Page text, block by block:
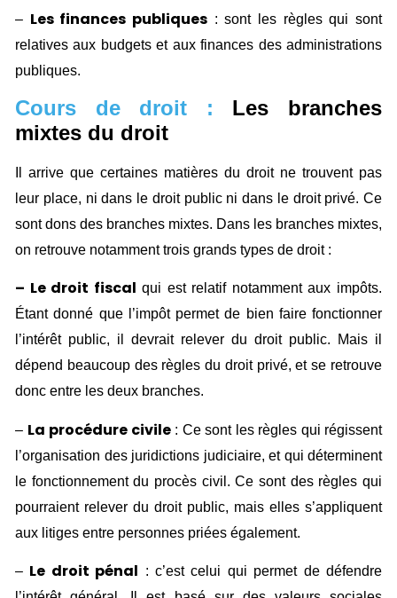
– Les finances publiques : sont les règles qui sont
relatives aux budgets et aux finances des administrations
publiques.
Cours de droit : Les branches
mixtes du droit
Il arrive que certaines matières du droit ne trouvent pas
leur place, ni dans le droit public ni dans le droit privé. Ce
sont dons des branches mixtes. Dans les branches mixtes,
on retrouve notamment trois grands types de droit :
– Le droit fiscal qui est relatif notamment aux impôts.
Étant donné que l’impôt permet de bien faire fonctionner
l’intérêt public, il devrait relever du droit public. Mais il
dépend beaucoup des règles du droit privé, et se retrouve
donc entre les deux branches.
– La procédure civile: Ce sont les règles qui régissent
l’organisation des juridictions judiciaire, et qui déterminent
le fonctionnement du procès civil. Ce sont des règles qui
pourraient relever du droit public, mais elles s’appliquent
aux litiges entre personnes priées également.
– Le droit pénal : c’est celui qui permet de défendre